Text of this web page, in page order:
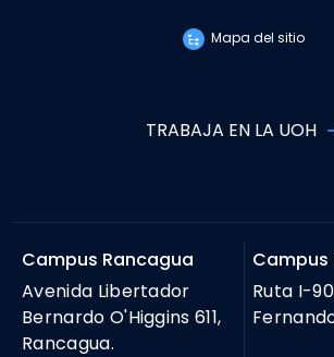
Mapa del sitio
TRABAJA EN LA UOH
Campus Rancagua
Avenida Libertador
Bernardo O'Higgins 611,
Rancagua.
Ruta I-